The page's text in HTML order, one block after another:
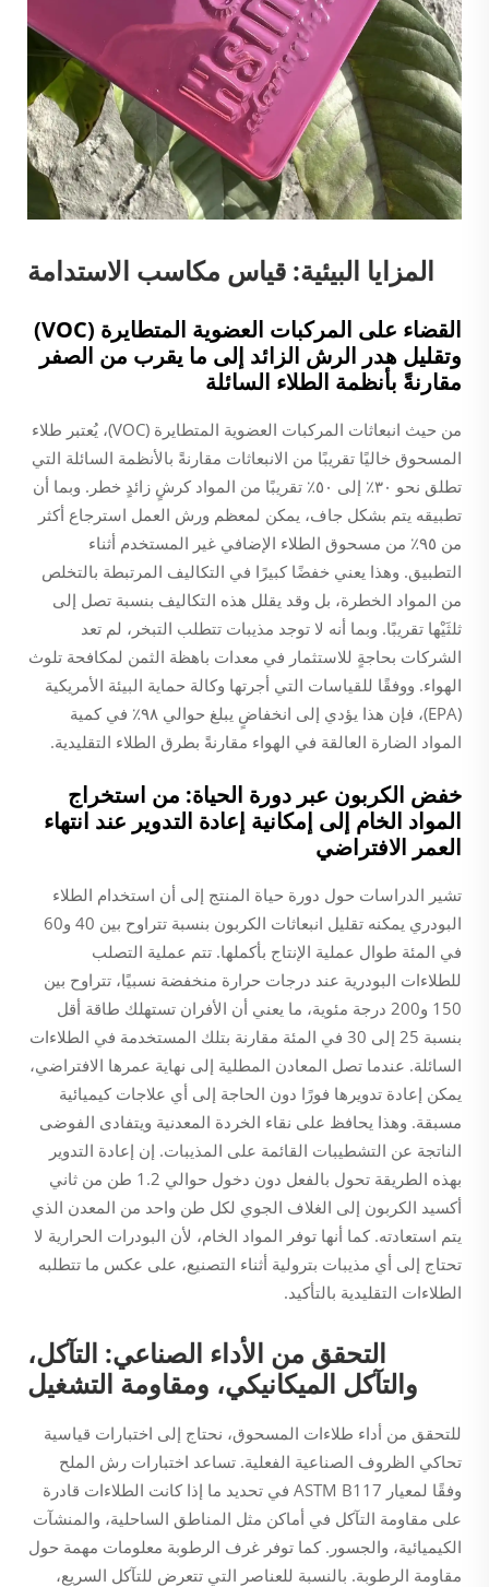
المزايا البيئية: قياس مكاسب الاستدامة
القضاء على المركبات العضوية المتطايرة (VOC)
وتقليل هدر الرش الزائد إلى ما يقرب من الصفر
مقارنةً بأنظمة الطلاء السائلة
من حيث انبعاثات المركبات العضوية المتطايرة (VOC)، يُعتبر طلاء
المسحوق خاليًا تقريبًا من الانبعاثات مقارنةً بالأنظمة السائلة التي
تطلق نحو ٣٠٪ إلى ٥٠٪ تقريبًا من المواد كرشٍ زائدٍ خطر. وبما أن
تطبيقه يتم بشكل جاف، يمكن لمعظم ورش العمل استرجاع أكثر
من ٩٥٪ من مسحوق الطلاء الإضافي غير المستخدم أثناء
التطبيق. وهذا يعني خفضًا كبيرًا في التكاليف المرتبطة بالتخلص
من المواد الخطرة، بل وقد يقلل هذه التكاليف بنسبة تصل إلى
ثلثَيْها تقريبًا. وبما أنه لا توجد مذيبات تتطلب التبخر، لم تعد
الشركات بحاجةٍ للاستثمار في معدات باهظة الثمن لمكافحة تلوث
الهواء. ووفقًا للقياسات التي أجرتها وكالة حماية البيئة الأمريكية
(EPA)، فإن هذا يؤدي إلى انخفاضٍ يبلغ حوالي ٩٨٪ في كمية
المواد الضارة العالقة في الهواء مقارنةً بطرق الطلاء التقليدية.
خفض الكربون عبر دورة الحياة: من استخراج
المواد الخام إلى إمكانية إعادة التدوير عند انتهاء
العمر الافتراضي
تشير الدراسات حول دورة حياة المنتج إلى أن استخدام الطلاء
البودري يمكنه تقليل انبعاثات الكربون بنسبة تتراوح بين 40 و60
في المئة طوال عملية الإنتاج بأكملها. تتم عملية التصلب
للطلاءات البودرية عند درجات حرارة منخفضة نسبيًا، تتراوح بين
150 و200 درجة مئوية، ما يعني أن الأفران تستهلك طاقة أقل
بنسبة 25 إلى 30 في المئة مقارنة بتلك المستخدمة في الطلاءات
السائلة. عندما تصل المعادن المطلية إلى نهاية عمرها الافتراضي،
يمكن إعادة تدويرها فورًا دون الحاجة إلى أي علاجات كيميائية
مسبقة. وهذا يحافظ على نقاء الخردة المعدنية ويتفادى الفوضى
الناتجة عن التشطيبات القائمة على المذيبات. إن إعادة التدوير
بهذه الطريقة تحول بالفعل دون دخول حوالي 1.2 طن من ثاني
أكسيد الكربون إلى الغلاف الجوي لكل طن واحد من المعدن الذي
يتم استعادته. كما أنها توفر المواد الخام، لأن البودرات الحرارية لا
تحتاج إلى أي مذيبات بترولية أثناء التصنيع، على عكس ما تتطلبه
الطلاءات التقليدية بالتأكيد.
التحقق من الأداء الصناعي: التآكل،
والتآكل الميكانيكي، ومقاومة التشغيل
للتحقق من أداء طلاءات المسحوق، نحتاج إلى اختبارات قياسية
تحاكي الظروف الصناعية الفعلية. تساعد اختبارات رش الملح
وفقًا لمعيار ASTM B117 في تحديد ما إذا كانت الطلاءات قادرة
على مقاومة التآكل في أماكن مثل المناطق الساحلية، والمنشآت
الكيميائية، والجسور. كما توفر غرف الرطوبة معلومات مهمة حول
مقاومة الرطوبة. بالنسبة للعناصر التي تتعرض للتآكل السريع،